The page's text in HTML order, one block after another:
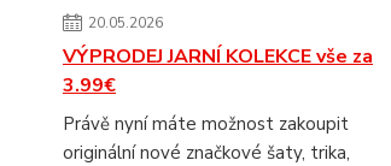
20.05.2026
VÝPRODEJ JARNÍ KOLEKCE vše za
3.99€
Právě nyní máte možnost zakoupit
originální nové značkové šaty, trika,